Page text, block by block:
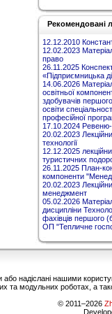
Рекомендовані
12.12.2010
12.02.2023
право
26.11.2025
«Підприємницька
14.06.2026
освітньої
здобувачів
освіти
професійної
17.10.2024
20.02.2023
технології
12.12.2025
туристичних
26.11.2025 План-
компоненти
20.02.2023
менеджмент
05.02.2026
дисципліни
фахівців першого
ОП "Тепличне
або надіслані нашими
та модульних роботах, а
© 2011–2026